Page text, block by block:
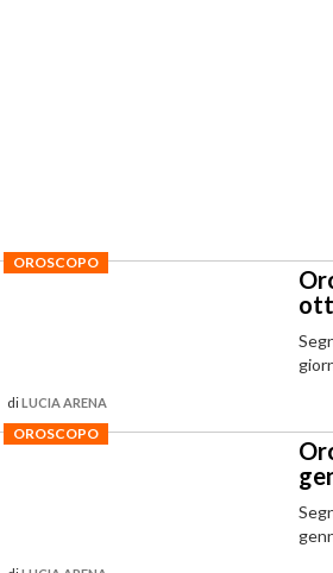
OROSCOPO
diLUCIA ARENA
OROSCOPO